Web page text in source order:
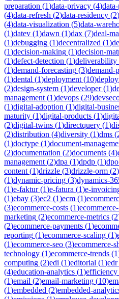
preparation (1)data-privacy (4)
(4)data-refresh (2)data-residency (2)
(4)data-visualization (5)data-
(1)datev (1)dawn (1)dax (7)deal-
(1)debugging (1)decentralized (1)
(1)decision-making (1)decision-
(1)defect-detection (1)deliverability
(1)demand-forecasting (3)demand-
(1)dental (1)deployment (10)
(2)design-system (1)developer(1)
management (1)devops (29)
(1)digital-adoption (1)digital-
maturity (1)digital-products (1)
(2)digital-twins (1)directquery (1)
(2)distribution (4)diversity (1)dms (
(1)doctype (1)document-
(2)documentation (2)documents (4)
management (2)dpa (1)dpdp (1)dpo
content (1)drizzle (3)drizzle-orm (2)
(1)dynamic-pricing (3)dynamics-
(1)e-faktur(1)e-fatura (1)e-
(1)ebay (3)ec2 (1)ecm (1)
(3)ecommerce-costs (1)
marketing (2)ecommerce-metrics (2
(2)ecommerce-payments (1)
reporting (1)ecommerce-scaling (1)
(1)ecommerce-seo (3)ecommerce-
technology (1)ecommerce-trends (1
computing (2)edi (1)editorial (1)edr
(4)education-analytics (1)efficiency
(1)email (2)email-marketing (10)
(1)embedded (2)embedded-